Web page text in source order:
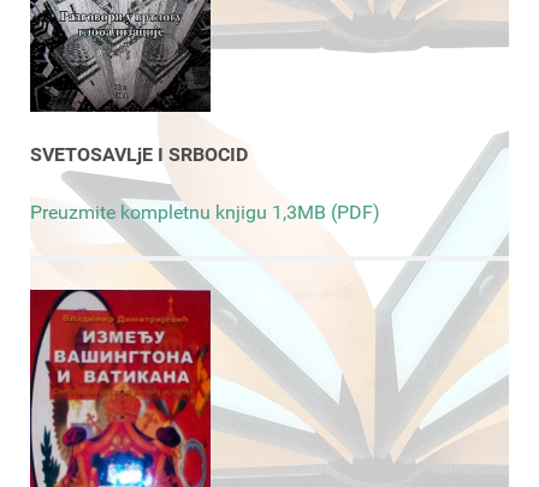
SVETOSAVLjE I SRBOCID
Preuzmite kompletnu knjigu 1,3MB (PDF)